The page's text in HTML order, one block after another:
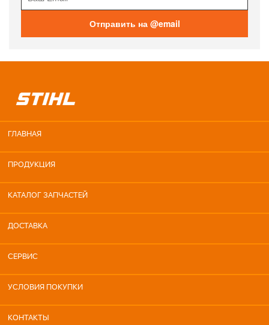
Отправить на @email
ГЛАВНАЯ
ПРОДУКЦИЯ
КАТАЛОГ ЗАПЧАСТЕЙ
ДОСТАВКА
СЕРВИС
УСЛОВИЯ ПОКУПКИ
КОНТАКТЫ